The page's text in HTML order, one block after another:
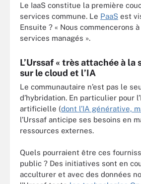
Le IaaS constitue la première
services commune. Le PaaS est
Ensuite ? « Nous commencerons
services managés ».
L’Urssaf « très attachée à la
sur le cloud et l’IA
Le communautaire n’est pas le
d’hybridation. En particulier pour
artificielle (dont l’IA générative,
l’Urssaf anticipe ses besoins en
ressources externes.
Quels pourraient être ces
public ? Des initiatives sont en
acculturer et avec des données